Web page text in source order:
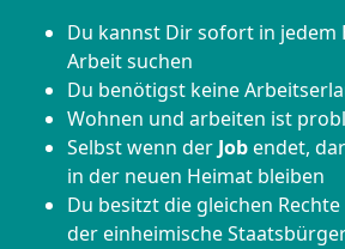
Du kannst Dir sofort in jedem
Arbeit suchen
Du benötigst keine
Wohnen und arbeiten ist
Selbst wenn der Jobendet,
in der neuen Heimat bleiben
Du besitzt die gleichen
der einheimische